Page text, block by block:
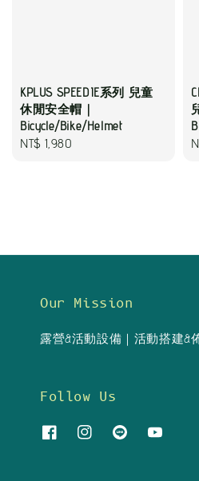
KPLUS SPEEDIE系列 兒童
休閒安全帽｜
Bicycle/Bike/Helmet
Regular
NT$ 1,980
Our Mission
露營&活動設備｜活動搭建&
Follow Us